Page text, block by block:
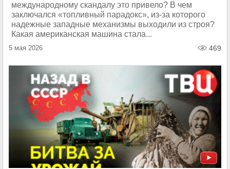
международному скандалу это привело? В чем
заключался «топливный парадокс», из-за которого
надежные западные механизмы выходили из строя?
Какая американская машина стала...
5 мая 2026 469